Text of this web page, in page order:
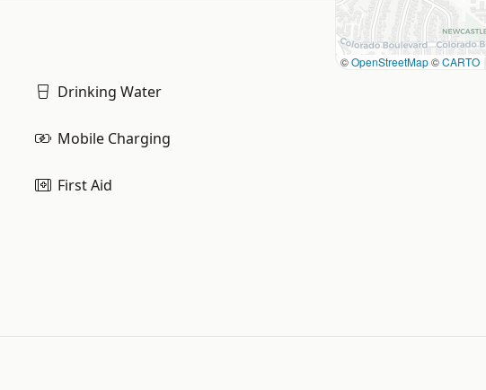
Drinking Water
Mobile Charging
First Aid
©OpenStreetMap©CARTO